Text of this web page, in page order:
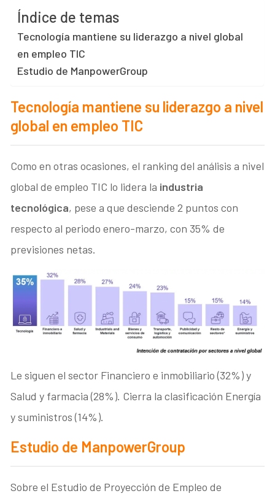
Índice de temas
Tecnología mantiene su liderazgo a nivel global
en empleo TIC
Estudio de ManpowerGroup
Tecnología mantiene su liderazgo a nivel
global en empleo TIC
Como en otras ocasiones, el ranking del análisis a nivel
global de empleo TIC lo lidera la industria
tecnológica, pese a que desciende 2 puntos con
respecto al periodo enero-marzo, con 35% de
previsiones netas.
Le siguen el sector Financiero e inmobiliario (32%) y
Salud y farmacia (28%). Cierra la clasificación Energía
y suministros (14%).
Estudio de ManpowerGroup
Sobre el Estudio de Proyección de Empleo de